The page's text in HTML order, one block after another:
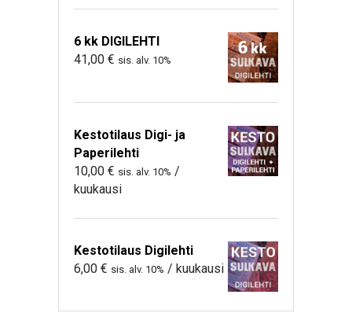
6 kk DIGILEHTI
41,00 € sis. alv. 10%
Kestotilaus Digi- ja
Paperilehti
10,00 € sis. alv. 10% /
kuukausi
Kestotilaus Digilehti
6,00 € sis. alv. 10% / kuukausi